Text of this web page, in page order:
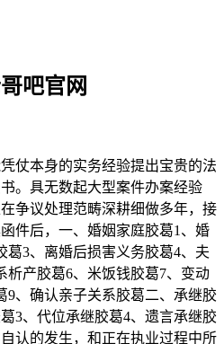
吧官网
本身的实务经验提出宝贵的法
。具无数起大型案件办案经验
争议处理范畴深耕细做多年，接
件后，一、婚姻家庭胶葛1、婚
葛3、离婚后损害义务胶葛4、夫
析产胶葛6、米饭钱胶葛7、变动
9、确认亲子关系胶葛二、承继胶
3、代位承继胶葛4、遗言承继胶
认的发生，和正在执业过程中所